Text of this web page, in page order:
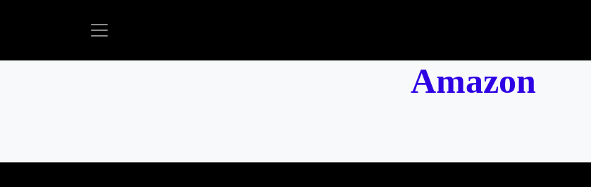
Amazon